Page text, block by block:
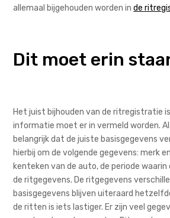
allemaal bijgehouden worden inde
Dit moet erin
Het juist bijhouden van de ritregistratie
informatie moet er in vermeld worden.
belangrijk dat de juiste basisgegevens
hierbij om de volgende gegevens: merk
kenteken van de auto, de periode
de ritgegevens. De ritgegevens
basisgegevens blijven uiteraard
de ritten is iets lastiger. Er zijn veel